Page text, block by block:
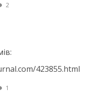
2
423855.html
1